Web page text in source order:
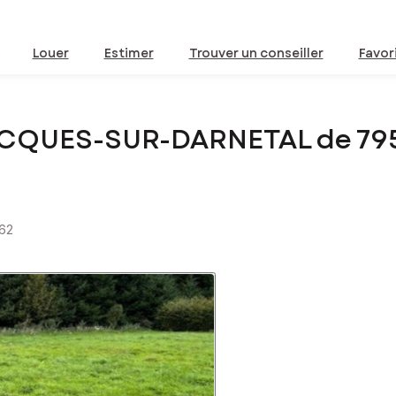
Louer Estimer Trouver un conseiller
SUR-DARNETAL de